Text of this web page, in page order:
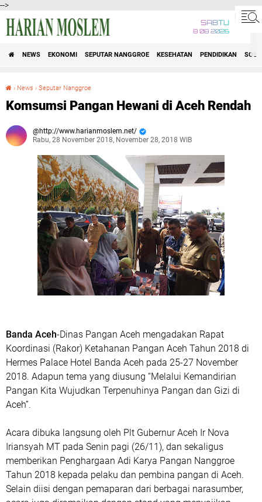
-->
SABTU
8 08 2026
NEWS EKONOMI SEPUTAR NANGGROE KESEHATAN PENDIDIKAN
› News › Seputar Nanggroe
Komsumsi Pangan Hewani di Aceh Rendah
http://www.harianmoslem.net/
Rabu, 28 November 2018, November 28, 2018 WIB
Banda Aceh-Dinas Pangan Aceh mengadakan Rapat
Koordinasi (Rakor) Ketahanan Pangan Aceh Tahun 2018 di
Hermes Palace Hotel Banda Aceh pada 25-27 November
2018. Adapun tema yang diusung “Melalui Kemandirian
Pangan Kita Wujudkan Terpenuhinya Pangan dan Gizi di
Aceh”.
Acara dibuka langsung oleh Plt Gubernur Aceh Ir Nova
Iriansyah MT pada Senin pagi (26/11), dan sekaligus
memberikan Penghargaan Adi Karya Pangan Nanggroe
Tahun 2018 kepada pelaku dan pembina pangan di Aceh.
Selain diisi dengan pemaparan dari berbagai narasumber,